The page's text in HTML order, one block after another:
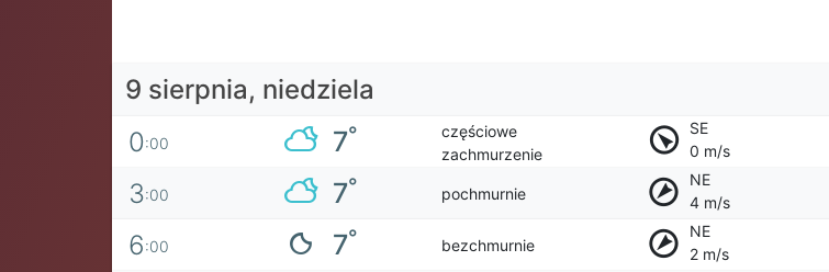
9 sierpnia, niedziela
0:00 7°
częściowe
zachmurzenie
SE
0 m/s
3:00 7° pochmurnie
NE
4 m/s
6:00 7° bezchmurnie
NE
2 m/s